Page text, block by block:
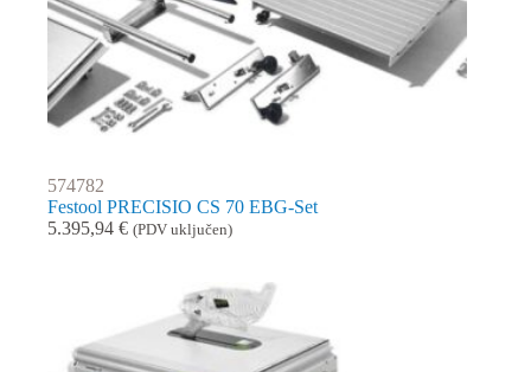
574782
Festool PRECISIO CS 70 EBG-Set
5.395,94 € (PDV uključen)